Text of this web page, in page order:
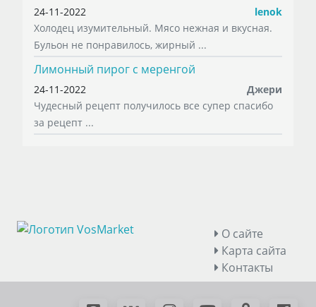
24-11-2022
lenok
Холодец изумительный. Мясо нежная и вкусная.
Бульон не понравилось, жирный ...
Лимонный пирог с меренгой
24-11-2022
Джери
Чудесный рецепт получилось все супер спасибо
за рецепт ...
О сайте
Карта сайта
Контакты